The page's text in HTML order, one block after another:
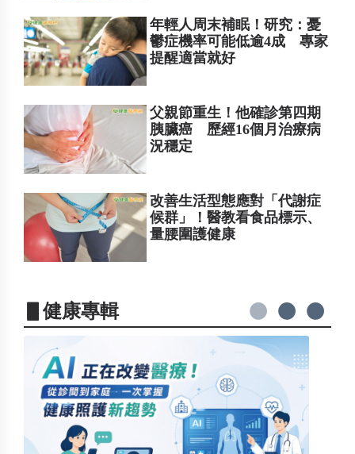
年輕人周末補眠！研究：憂
鬱症機率可能低逾4成 專家
提醒適當就好
父親節重生！他確診第四期
胰臟癌 歷經16個月治療病
況穩定
改善生活型態應對「代謝症
候群」！醫教看食品標示、
量腰圍護健康
▋健康專輯